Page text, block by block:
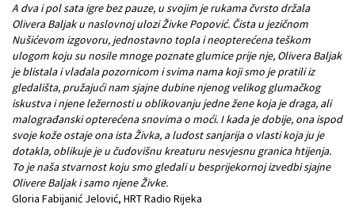
A dva i pol sata igre bez pauze, u svojim je rukama čvrsto držala
Olivera Baljak u naslovnoj ulozi Živke Popović. Čista u jezičnom
Nušićevom izgovoru, jednostavno topla i neopterećena teškom
ulogom koju su nosile mnoge poznate glumice prije nje, Olivera Baljak
je blistala i vladala pozornicom i svima nama koji smo je pratili iz
gledališta, pružajući nam sjajne dubine njenog velikog glumačkog
iskustva i njene ležernosti u oblikovanju jedne žene koja je draga, ali
malograđanski opterećena snovima o moći. I kada je dobije, ona ispod
svoje kože ostaje ona ista Živka, a ludost sanjarija o vlasti koja ju je
dotakla, oblikuje je u čudovišnu kreaturu nesvjesnu granica htijenja.
To je naša stvarnost koju smo gledali u besprijekornoj izvedbi sjajne
Olivere Baljak i samo njene Živke.
Gloria Fabijanić Jelović, HRT Radio Rijeka